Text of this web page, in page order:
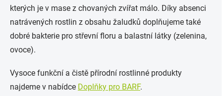
kterých je v mase z chovaných zvířat málo. Díky absenci
natrávených rostlin z obsahu žaludků doplňujeme také
dobré bakterie pro střevní floru a balastní látky (zelenina,
ovoce).
Vysoce funkční a čistě přírodní rostlinné produkty
najdeme v nabídce Doplňky pro BARF.